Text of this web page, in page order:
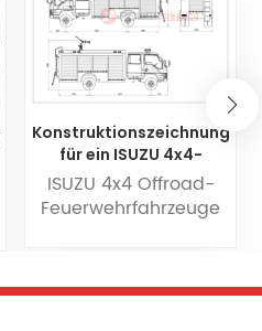
Konstruktionszeichnung
für ein ISUZU 4x4-
Geländefeuerwehrfahrzeug
zur
Waldbrandbekämpfung
ISUZU 4x4 Offroad-
Feuerwehrfahrzeuge
produziert, basierend